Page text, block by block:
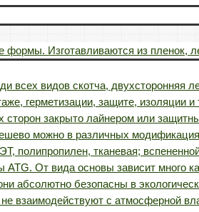
Изготавливаются из пленок,
всех видов скотча, двухсторонняя
герметизации, защите, изоляции
сторон закрыто лайнером или
можно в различных
тканевая;
От вида основы зависит много
абсолютно безопасны в
взаимодействуют с атмосферной